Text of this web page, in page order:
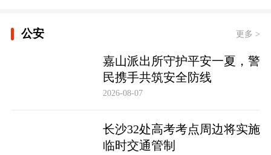
公安 更多 >
嘉山派出所守护平安一夏，警
民携手共筑安全防线
2026-08-07
长沙32处高考考点周边将实施
临时交通管制